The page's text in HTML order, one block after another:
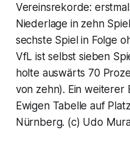
Vereinsrekorde:
Niederlage in zehn
sechste Spiel in Folge
VfL ist selbst sieben
holte auswärts 70
von zehn). Ein
Ewigen Tabelle auf
Nürnberg. (c) Udo